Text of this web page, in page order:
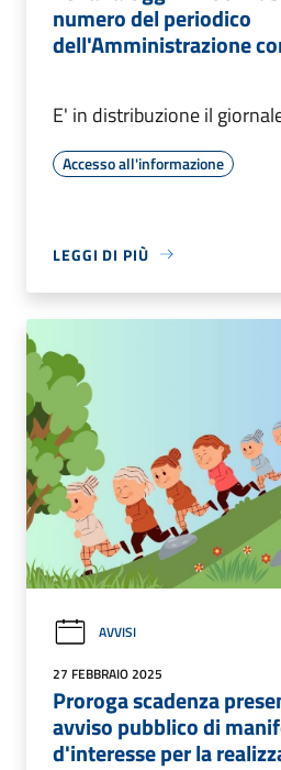
numero del periodico
dell'Amministrazione
E' in distribuzione il
Accesso all'informazione
LEGGI DI PIÙ
AVVISI
27 FEBBRAIO 2025
Proroga scadenza
avviso pubblico di
d'interesse per la